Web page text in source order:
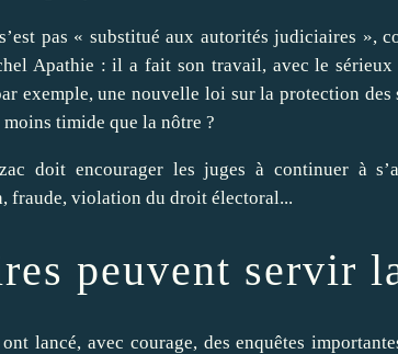
pas « substitué aux autorités judiciaires »,
Apathie : il a fait son travail, avec le
exemple, une nouvelle loi sur la protection des
timide que la nôtre ?
doit encourager les juges à continuer à
fraude, violation du droit électoral...
peuvent servir
lancé, avec courage, des enquêtes